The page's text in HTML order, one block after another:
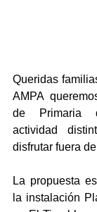
Queridas
AMPA
de Primaria
actividad
disfrutar fuera
La propuesta
la instalación